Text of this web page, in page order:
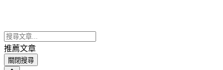
推薦文章
關閉搜尋